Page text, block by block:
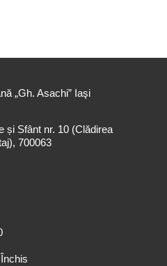
și Sfânt nr. 10 (Clădirea
700063